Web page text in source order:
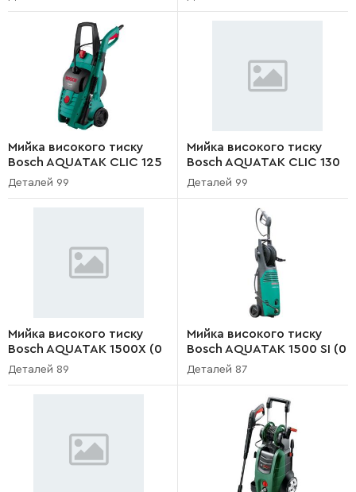
Мийка високого тиску
Bosch AQUATAK CLIC 125
(3 600 H79 000)
Деталей 99
Мийка високого тиску
Bosch AQUATAK CLIC 130
(3 600 H79 130)
Деталей 99
Мийка високого тиску
Bosch AQUATAK 1500X (0
600 875 103)
Деталей 89
Мийка високого тиску
Bosch AQUATAK 1500 SI (0
600 875 003)
Деталей 87